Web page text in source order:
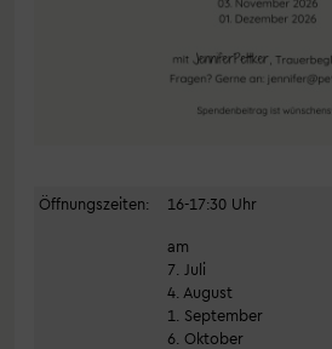
Öffnungszeiten: 16-17:30 Uhr
am
7. Juli
4. August
1. September
6. Oktober